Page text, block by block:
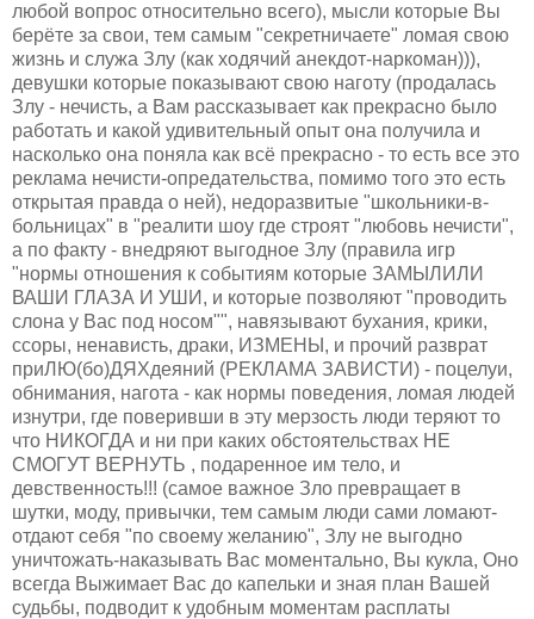
любой вопрос относительно всего), мысли которые Вы
берёте за свои, тем самым "секретничаете" ломая свою
жизнь и служа Злу (как ходячий анекдот-наркоман))),
девушки которые показывают свою наготу (продалась
Злу - нечисть, а Вам рассказывает как прекрасно было
работать и какой удивительный опыт она получила и
насколько она поняла как всё прекрасно - то есть все это
реклама нечисти-опредательства, помимо того это есть
открытая правда о ней), недоразвитые "школьники-в-
больницах" в "реалити шоу где строят "любовь нечисти",
а по факту - внедряют выгодное Злу (правила игр
"нормы отношения к событиям которые ЗАМЫЛИЛИ
ВАШИ ГЛАЗА И УШИ, и которые позволяют "проводить
слона у Вас под носом"", навязывают бухания, крики,
ссоры, ненависть, драки, ИЗМЕНЫ, и прочий разврат
приЛЮ(бо)ДЯХдеяний (РЕКЛАМА ЗАВИСТИ) - поцелуи,
обнимания, нагота - как нормы поведения, ломая людей
изнутри, где поверивши в эту мерзость люди теряют то
что НИКОГДА и ни при каких обстоятельствах НЕ
СМОГУТ ВЕРНУТЬ , подаренное им тело, и
девственность!!! (самое важное Зло превращает в
шутки, моду, привычки, тем самым люди сами ломают-
отдают себя "по своему желанию", Злу не выгодно
уничтожать-наказывать Вас моментально, Вы кукла, Оно
всегда Выжимает Вас до капельки и зная план Вашей
судьбы, подводит к удобным моментам расплаты